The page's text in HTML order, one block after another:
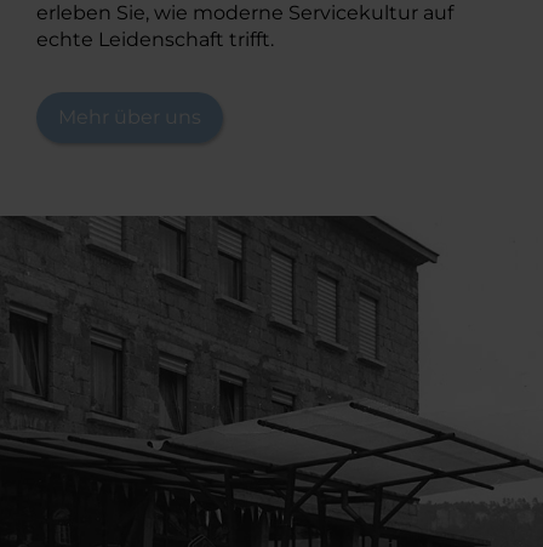
erleben Sie, wie moderne Servicekultur auf
echte Leidenschaft trifft.
Mehr über uns